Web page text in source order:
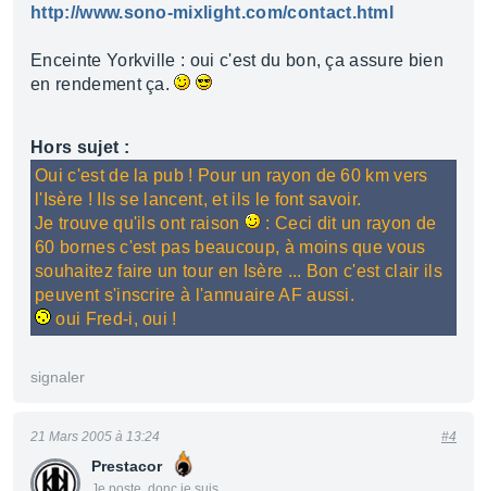
http://www.sono-mixlight.com/contact.html
Enceinte Yorkville : oui c'est du bon, ça assure bien
en rendement ça.
Hors sujet :
Oui c'est de la pub ! Pour un rayon de 60 km vers
l'Isère ! Ils se lancent, et ils le font savoir.
Je trouve qu'ils ont raison
: Ceci dit un rayon de
60 bornes c'est pas beaucoup, à moins que vous
souhaitez faire un tour en Isère ... Bon c'est clair ils
peuvent s'inscrire à l'annuaire AF aussi.
oui Fred-i, oui !
signaler
Prestacor
21 Mars 2005 à 13:24 #4